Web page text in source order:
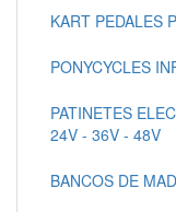
KART PEDALES
PONYCYCLES
PATINETES
24V - 36V - 48V
BANCOS DE